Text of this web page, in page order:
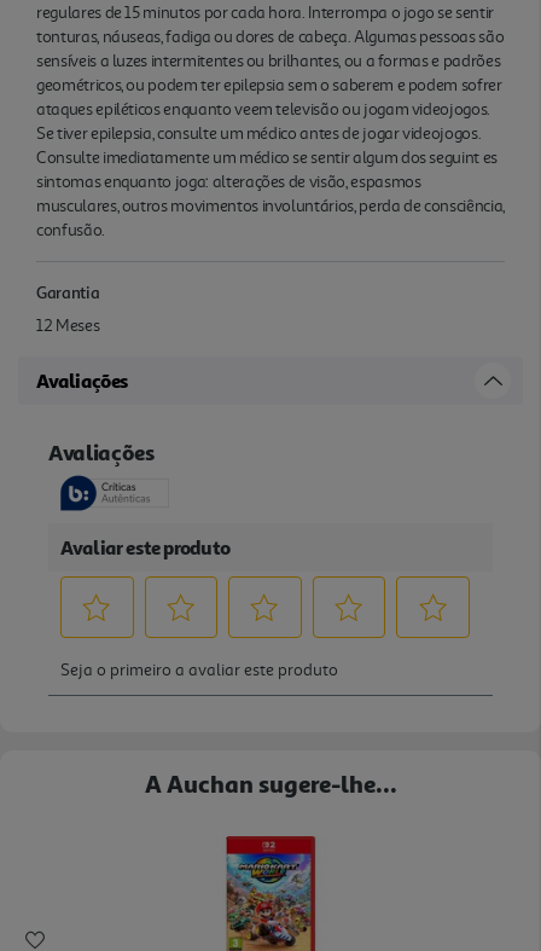
regulares de 15 minutos por cada hora. Interrompa o jogo se sentir
tonturas, náuseas, fadiga ou dores de cabeça. Algumas pessoas são
sensíveis a luzes intermitentes ou brilhantes, ou a formas e padrões
geométricos, ou podem ter epilepsia sem o saberem e podem sofrer
ataques epiléticos enquanto veem televisão ou jogam videojogos.
Se tiver epilepsia, consulte um médico antes de jogar videojogos.
Consulte imediatamente um médico se sentir algum dos seguint es
sintomas enquanto joga: alterações de visão, espasmos
musculares, outros movimentos involuntários, perda de consciência,
confusão.
Garantia
12 Meses
Avaliações
A Auchan sugere-lhe...